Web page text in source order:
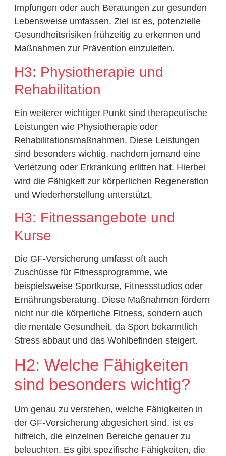
Impfungen oder auch Beratungen zur gesunden
Lebensweise umfassen. Ziel ist es, potenzielle
Gesundheitsrisiken frühzeitig zu erkennen und
Maßnahmen zur Prävention einzuleiten.
H3: Physiotherapie und
Rehabilitation
Ein weiterer wichtiger Punkt sind therapeutische
Leistungen wie Physiotherapie oder
Rehabilitationsmaßnahmen. Diese Leistungen
sind besonders wichtig, nachdem jemand eine
Verletzung oder Erkrankung erlitten hat. Hierbei
wird die Fähigkeit zur körperlichen Regeneration
und Wiederherstellung unterstützt.
H3: Fitnessangebote und
Kurse
Die GF-Versicherung umfasst oft auch
Zuschüsse für Fitnessprogramme, wie
beispielsweise Sportkurse, Fitnessstudios oder
Ernährungsberatung. Diese Maßnahmen fördern
nicht nur die körperliche Fitness, sondern auch
die mentale Gesundheit, da Sport bekanntlich
Stress abbaut und das Wohlbefinden steigert.
H2: Welche Fähigkeiten
sind besonders wichtig?
Um genau zu verstehen, welche Fähigkeiten in
der GF-Versicherung abgesichert sind, ist es
hilfreich, die einzelnen Bereiche genauer zu
beleuchten. Es gibt spezifische Fähigkeiten, die